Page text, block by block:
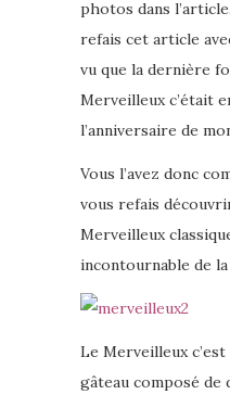
photos dans
refais cet article
vu que la dernière
Merveilleux c’était
l’anniversaire de
Vous l’avez donc
vous refais
Merveilleux
incontournable de
Le Merveilleux c’est
gâteau composé de